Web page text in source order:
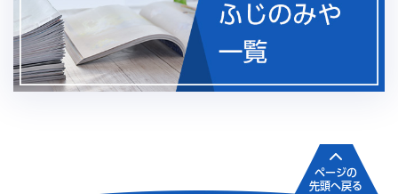
ページの
先頭へ戻る